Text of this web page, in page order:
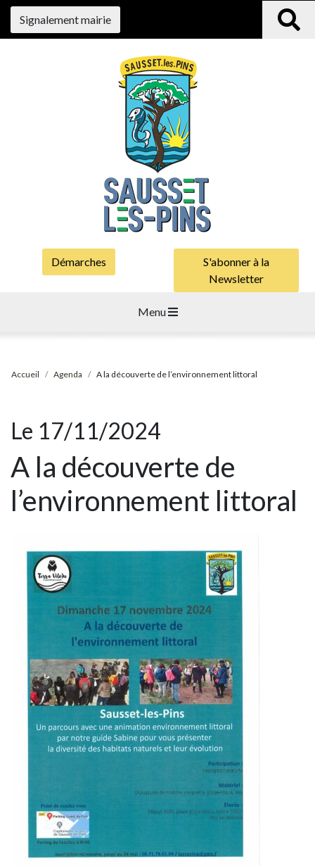
Signalement mairie
Démarches
S'abonner à la
Newsletter
Menu
Accueil Agenda A la découverte de l’environnement littoral
Le 17/11/2024
A la découverte de
l’environnement littoral